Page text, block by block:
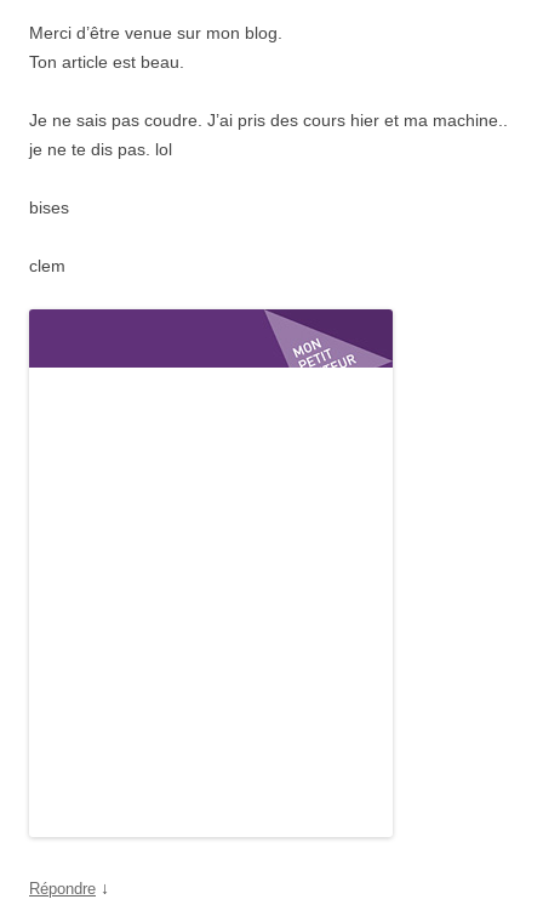
Merci d’être venue sur mon blog.
Ton article est beau.
Je ne sais pas coudre. J’ai pris des cours hier et ma machine..
je ne te dis pas. lol
bises
clem
Répondre ↓